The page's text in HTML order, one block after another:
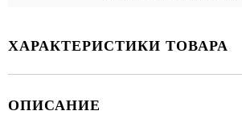
ХАРАКТЕРИСТИКИ ТОВАРА
ОПИСАНИЕ